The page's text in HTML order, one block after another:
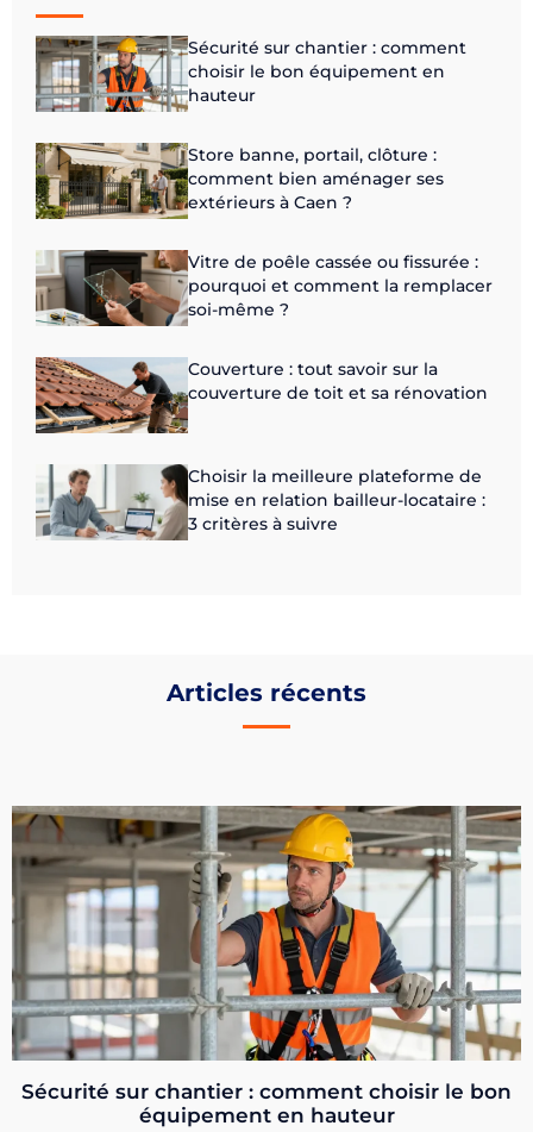
Sécurité sur chantier : comment
choisir le bon équipement en
hauteur
Store banne, portail, clôture :
comment bien aménager ses
extérieurs à Caen ?
Vitre de poêle cassée ou fissurée :
pourquoi et comment la remplacer
soi-même ?
Couverture : tout savoir sur la
couverture de toit et sa rénovation
Choisir la meilleure plateforme de
mise en relation bailleur-locataire :
3 critères à suivre
Articles récents
Sécurité sur chantier : comment choisir le bon
équipement en hauteur